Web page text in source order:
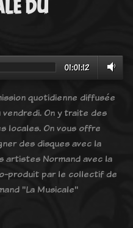
du
01:01:12
quotidienne diffusée
vendredi. On y traite des
locales. On vous offre
des disques avec la
artistes Normand avec la
produit par le collectif de
"La Musicale"